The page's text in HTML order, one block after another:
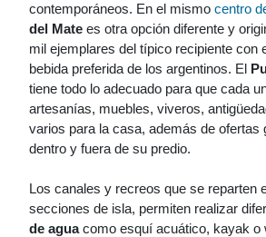
contemporáneos. En el mismo centro
del Mate es otra opción diferente y
mil ejemplares del típico recipiente con
bebida preferida de los argentinos. El
tiene todo lo adecuado para que cada
artesanías, muebles, viveros,
varios para la casa, además de ofertas
dentro y fuera de su predio.
Los canales y recreos que se reparten
secciones de isla, permiten realizar
de aguacomo esquí acuático, kayak o